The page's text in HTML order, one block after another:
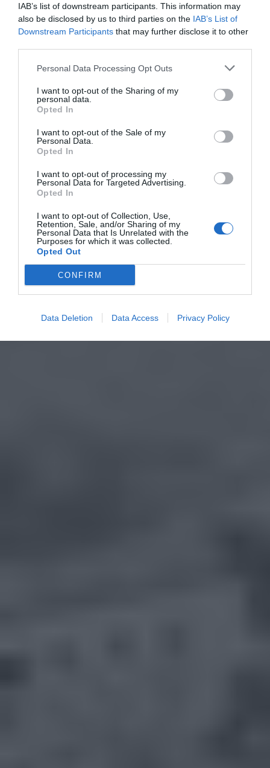
IAB’s list of downstream participants. This information may
also be disclosed by us to third parties on the IAB’s List of
Downstream Participants that may further disclose it to other
Personal Data Processing Opt Outs
I want to opt-out of the Sharing of my
personal data.
Opted In
I want to opt-out of the Sale of my
Personal Data.
Opted In
I want to opt-out of processing my
Personal Data for Targeted Advertising.
Opted In
I want to opt-out of Collection, Use,
Retention, Sale, and/or Sharing of my
Personal Data that Is Unrelated with the
Purposes for which it was collected.
Opted Out
CONFIRM
Data Deletion Data Access Privacy Policy